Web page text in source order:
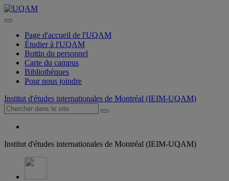
Page d'accueil de l'UQAM
Étudier à l'UQAM
Bottin du personnel
Carte du campus
Bibliothèques
Pour nous joindre
Institut d'études internationales de Montréal (IEIM-UQAM)
Institut d'études internationales de Montréal (IEIM-UQAM)